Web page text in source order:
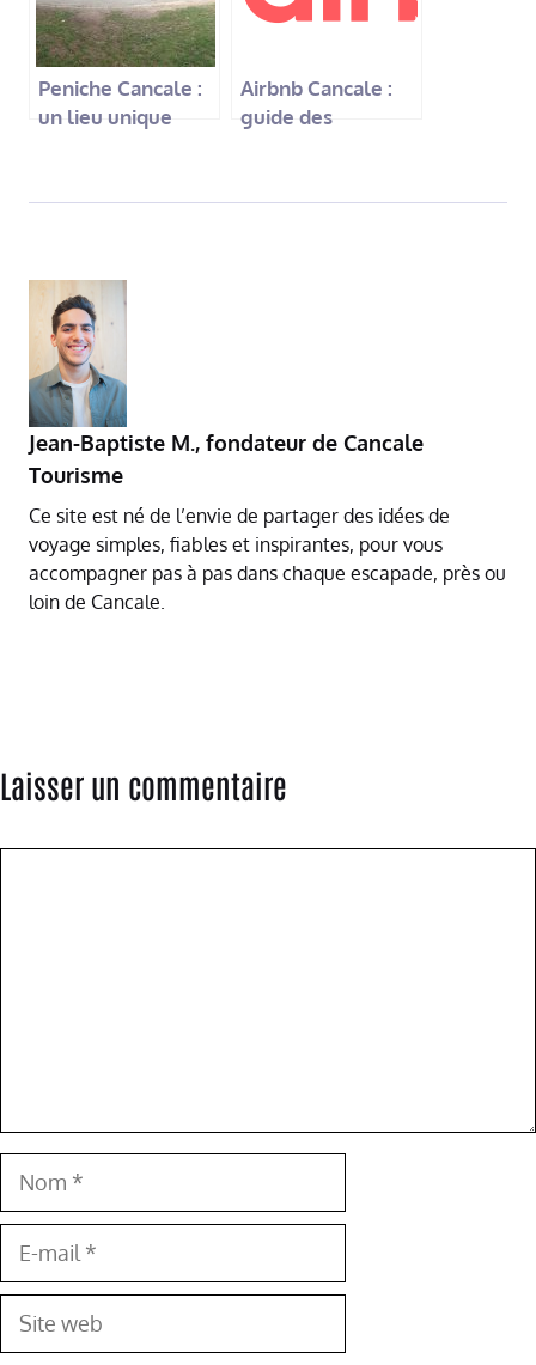
Peniche Cancale :
un lieu unique
Airbnb Cancale :
guide des
votre séjour
Jean-Baptiste M., fondateur de Cancale
Tourisme
Ce site est né de l’envie de partager des idées de
voyage simples, fiables et inspirantes, pour vous
accompagner pas à pas dans chaque escapade, près ou
loin de Cancale.
Laisser un commentaire
mail
Site
web